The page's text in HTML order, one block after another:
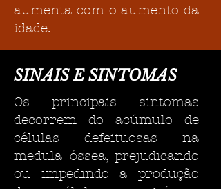
aumenta com o aumento da
idade.
SINAIS E SINTOMAS
Os principais sintomas
decorrem do acúmulo de
células defeituosas na
medula óssea, prejudicando
ou impedindo a produção